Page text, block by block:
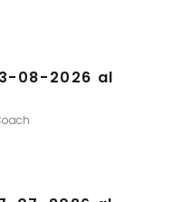
08-2026 al